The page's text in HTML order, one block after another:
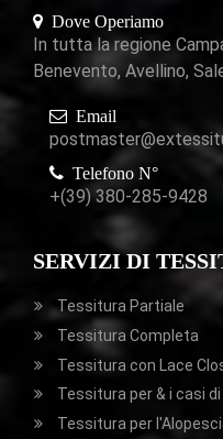
Dove Operiamo
In tutta la regione
Benevento, Avellino,
Email
Telefono N°
+(39) 380-285-9428
SERVIZI DI
Tessitura Partiale
Tessitura Completa
Tessitura con Lace
Tessitura per & i casi
Tessitura per